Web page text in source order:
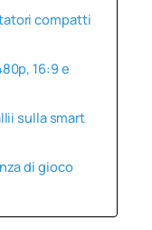
compatti
16:9 e
sulla smart
di gioco